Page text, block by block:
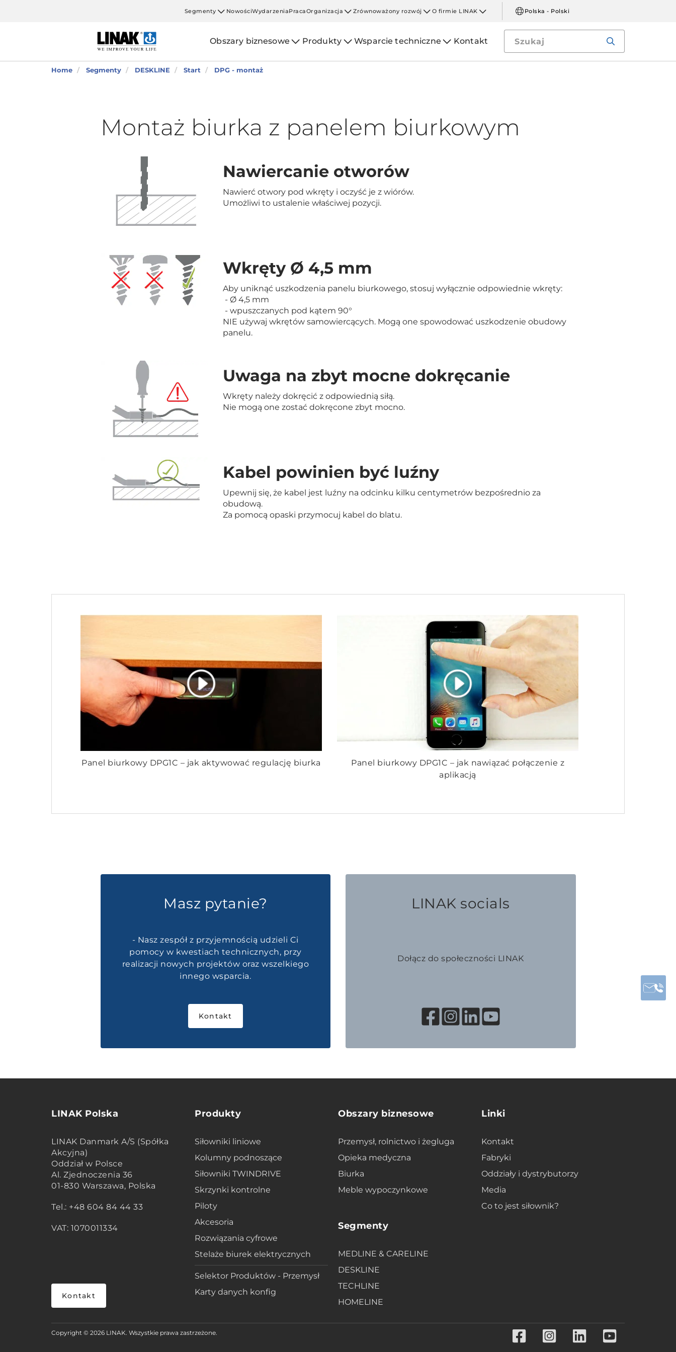
Segmenty NowościWydarzeniaPracaOrganizacja Zrównoważony rozwój O firmie LINAK Polska - Polski
Obszary biznesowe Produkty Wsparcie techniczne Kontakt
Home Segmenty DESKLINE Start DPG - montaż
Montaż biurka z panelem biurkowym
Nawiercanie otworów
Nawierć otwory pod wkręty i oczyść je z wiórów.
Umożliwi to ustalenie właściwej pozycji.
Wkręty Ø 4,5 mm
Aby uniknąć uszkodzenia panelu biurkowego, stosuj wyłącznie odpowiednie wkręty:
- Ø 4,5 mm
- wpuszczanych pod kątem 90°
NIE używaj wkrętów samowiercących. Mogą one spowodować uszkodzenie obudowy
panelu.
Uwaga na zbyt mocne dokręcanie
Wkręty należy dokręcić z odpowiednią siłą.
Nie mogą one zostać dokręcone zbyt mocno.
Kabel powinien być luźny
Upewnij się, że kabel jest luźny na odcinku kilku centymetrów bezpośrednio za
obudową.
Za pomocą opaski przymocuj kabel do blatu.
Panel biurkowy DPG1C – jak aktywować regulację biurka
Panel biurkowy DPG1C – jak nawiązać połączenie z
aplikacją
Masz pytanie?
- Nasz zespół z przyjemnością udzieli Ci
pomocy w kwestiach technicznych, przy
realizacji nowych projektów oraz wszelkiego
innego wsparcia.
Kontakt
LINAK socials
Dołącz do społeczności LINAK
LINAK Polska
LINAK Danmark A/S (Spółka
Akcyjna)
Oddział w Polsce
Al. Zjednoczenia 36
01-830 Warszawa, Polska
Tel.: +48 604 84 44 33
VAT: 1070011334
Kontakt
Produkty
Siłowniki liniowe
Kolumny podnoszące
Siłowniki TWINDRIVE
Skrzynki kontrolne
Piloty
Akcesoria
Rozwiązania cyfrowe
Stelaże biurek elektrycznych
Selektor Produktów - Przemysł
Karty danych konfig
Obszary biznesowe
Przemysł, rolnictwo i żegluga
Opieka medyczna
Biurka
Meble wypoczynkowe
Segmenty
MEDLINE & CARELINE
DESKLINE
TECHLINE
HOMELINE
Linki
Kontakt
Fabryki
Oddziały i dystrybutorzy
Media
Co to jest siłownik?
Copyright © 2026 LINAK. Wszystkie prawa zastrzeżone.